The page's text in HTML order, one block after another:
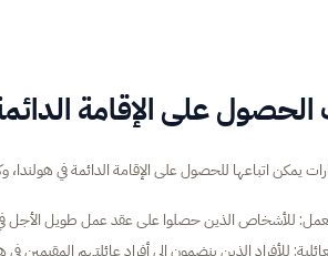
على الإقامة
يمكن اتباعها للحصول على الإقامة الدائمة في
للأشخاص الذين حصلوا على عقد عمل طويل الأجل
للأفراد الذين ينضمون إلى أفراد عائلتهم المقيمين